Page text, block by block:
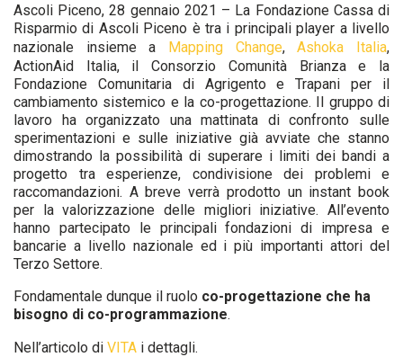
Ascoli Piceno, 28 gennaio 2021 – La Fondazione Cassa di
Risparmio di Ascoli Piceno è tra i principali player a livello
nazionale insieme a Mapping Change,Ashoka Italia,
ActionAid Italia, il Consorzio Comunità Brianza e la
Fondazione Comunitaria di Agrigento e Trapani per il
cambiamento sistemico e la co-progettazione. Il gruppo di
lavoro ha organizzato una mattinata di confronto sulle
sperimentazioni e sulle iniziative già avviate che stanno
dimostrando la possibilità di superare i limiti dei bandi a
progetto tra esperienze, condivisione dei problemi e
raccomandazioni. A breve verrà prodotto un instant book
per la valorizzazione delle migliori iniziative. All’evento
hanno partecipato le principali fondazioni di impresa e
bancarie a livello nazionale ed i più importanti attori del
Terzo Settore.
Fondamentale dunque il ruolo co-progettazione che ha
bisogno di co-programmazione.
Nell’articolo di VITA i dettagli.